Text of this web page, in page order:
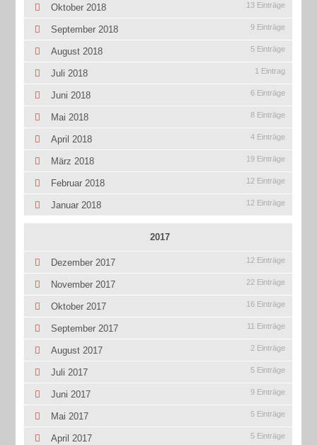
Oktober 2018 13 Einträge
September 2018 9 Einträge
August 2018 5 Einträge
Juli 2018 1 Eintrag
Juni 2018 6 Einträge
Mai 2018 8 Einträge
April 2018 4 Einträge
März 2018 19 Einträge
Februar 2018 12 Einträge
Januar 2018 12 Einträge
2017
Dezember 2017 12 Einträge
November 2017 22 Einträge
Oktober 2017 16 Einträge
September 2017 11 Einträge
August 2017 2 Einträge
Juli 2017 5 Einträge
Juni 2017 9 Einträge
Mai 2017 5 Einträge
April 2017 5 Einträge